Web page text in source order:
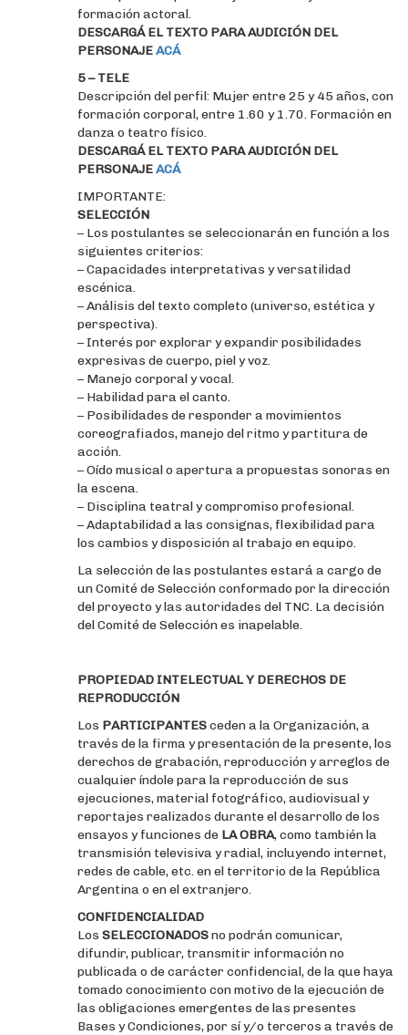
formación actoral.
DESCARGÁ EL TEXTO PARA AUDICIÓN DEL
PERSONAJEACÁ
5 – TELE
Descripción del perfil: Mujer entre 25 y 45 años, con
formación corporal, entre 1.60 y 1.70. Formación en
danza o teatro físico.
DESCARGÁ EL TEXTO PARA AUDICIÓN DEL
PERSONAJEACÁ
IMPORTANTE:
SELECCIÓN
– Los postulantes se seleccionarán en función a los
siguientes criterios:
– Capacidades interpretativas y versatilidad
escénica.
– Análisis del texto completo (universo, estética y
perspectiva).
– Interés por explorar y expandir posibilidades
expresivas de cuerpo, piel y voz.
– Manejo corporal y vocal.
– Habilidad para el canto.
– Posibilidades de responder a movimientos
coreografiados, manejo del ritmo y partitura de
acción.
– Oído musical o apertura a propuestas sonoras en
la escena.
– Disciplina teatral y compromiso profesional.
– Adaptabilidad a las consignas, flexibilidad para
los cambios y disposición al trabajo en equipo.
La selección de las postulantes estará a cargo de
un Comité de Selección conformado por la dirección
del proyecto y las autoridades del TNC. La decisión
del Comité de Selección es inapelable.
PROPIEDAD INTELECTUAL Y DERECHOS DE
REPRODUCCIÓN
Los PARTICIPANTESceden a la Organización, a
través de la firma y presentación de la presente, los
derechos de grabación, reproducción y arreglos de
cualquier índole para la reproducción de sus
ejecuciones, material fotográfico, audiovisual y
reportajes realizados durante el desarrollo de los
ensayos y funciones de LA OBRA, como también la
transmisión televisiva y radial, incluyendo internet,
redes de cable, etc. en el territorio de la República
Argentina o en el extranjero.
CONFIDENCIALIDAD
Los SELECCIONADOSno podrán comunicar,
difundir, publicar, transmitir información no
publicada o de carácter confidencial, de la que haya
tomado conocimiento con motivo de la ejecución de
las obligaciones emergentes de las presentes
Bases y Condiciones, por sí y/o terceros a través de